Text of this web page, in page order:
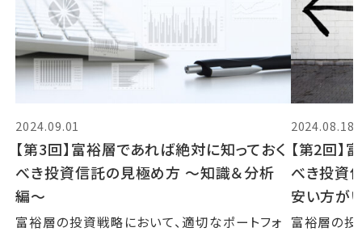
2024.09.01
【第3回】富裕層であれば絶対に知っておく
べき投資信託の見極め方 〜知識＆分析
編〜
富裕層の投資戦略において、適切なポートフォ
2024.08.18
【第2回】
べき投資
安い方が
富裕層の投